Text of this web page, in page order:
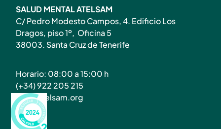
SALUD MENTAL ATELSAM
C/ Pedro Modesto Campos, 4. Edificio Los
Dragos, piso 1º, Oficina 5
38003. Santa Cruz de Tenerife
Horario: 08:00 a 15:00 h
(+34) 922 205 215
info@atelsam.org